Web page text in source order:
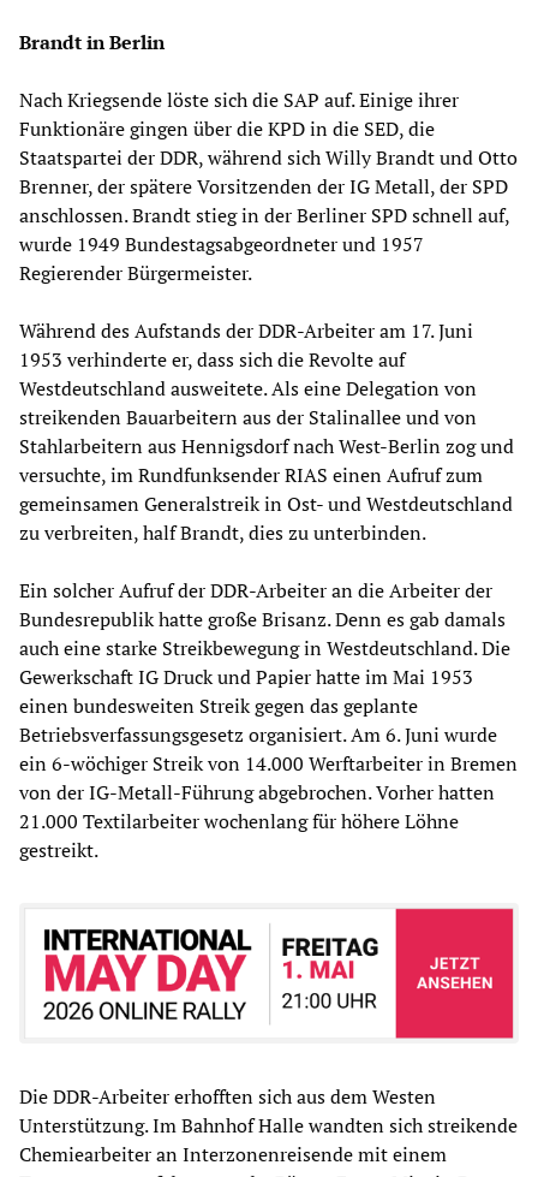
Brandt in Berlin
Nach Kriegsende löste sich die SAP auf. Einige ihrer
Funktionäre gingen über die KPD in die SED, die
Staatspartei der DDR, während sich Willy Brandt und Otto
Brenner, der spätere Vorsitzenden der IG Metall, der SPD
anschlossen. Brandt stieg in der Berliner SPD schnell auf,
wurde 1949 Bundestagsabgeordneter und 1957
Regierender Bürgermeister.
Während des Aufstands der DDR-Arbeiter am 17. Juni
1953 verhinderte er, dass sich die Revolte auf
Westdeutschland ausweitete. Als eine Delegation von
streikenden Bauarbeitern aus der Stalinallee und von
Stahlarbeitern aus Hennigsdorf nach West-Berlin zog und
versuchte, im Rundfunksender RIAS einen Aufruf zum
gemeinsamen Generalstreik in Ost- und Westdeutschland
zu verbreiten, half Brandt, dies zu unterbinden.
Ein solcher Aufruf der DDR-Arbeiter an die Arbeiter der
Bundesrepublik hatte große Brisanz. Denn es gab damals
auch eine starke Streikbewegung in Westdeutschland. Die
Gewerkschaft IG Druck und Papier hatte im Mai 1953
einen bundesweiten Streik gegen das geplante
Betriebsverfassungsgesetz organisiert. Am 6. Juni wurde
ein 6-wöchiger Streik von 14.000 Werftarbeiter in Bremen
von der IG-Metall-Führung abgebrochen. Vorher hatten
21.000 Textilarbeiter wochenlang für höhere Löhne
gestreikt.
Die DDR-Arbeiter erhofften sich aus dem Westen
Unterstützung. Im Bahnhof Halle wandten sich streikende
Chemiearbeiter an Interzonenreisende mit einem